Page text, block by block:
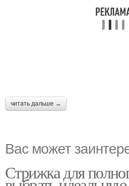
читать дальше →
Вас может
Стрижка для